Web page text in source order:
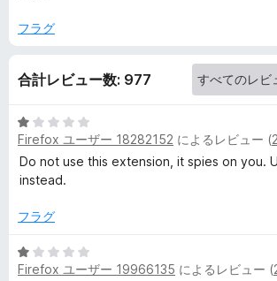
s
t
o
t
中
評
フラグ
合計レビュー数: 977
5
段
階
中
の
価
Firefox ユーザー 18282152 によるレビュー (
Do not use this extension, it spies on you.
instead.
フラグ
5
段
Firefox ユーザー 19966135 によるレビュー (